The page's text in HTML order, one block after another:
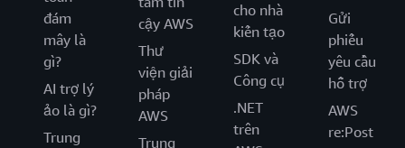
đám
mây là
gì?
AI trợ lý
ảo là gì?
Trung
cậy AWS
Thư
viện giải
pháp
AWS
Trung
cho nhà
kiến tạo
SDK và
Công cụ
.NET
trên
Gửi
phiếu
yêu cầu
hỗ trợ
AWS
re:Post